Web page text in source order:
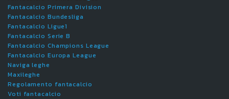
Fantacalcio Primera Division
Fantacalcio Bundesliga
Fantacalcio Ligue1
Fantacalcio Serie B
Fantacalcio Champions League
Fantacalcio Europa League
Naviga leghe
Maxileghe
Regolamento fantacalcio
Voti fantacalcio